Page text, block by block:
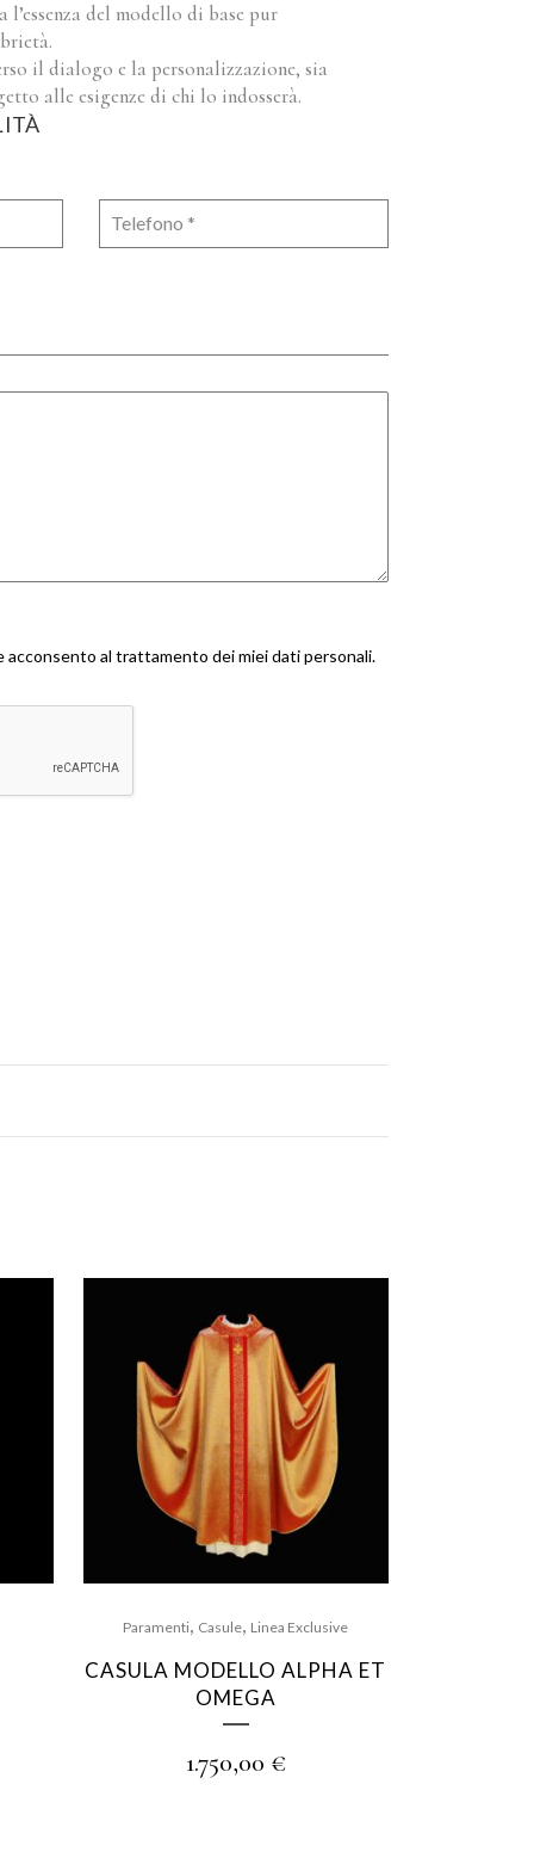
del modello di base pur
il dialogo e la personalizzazione, sia
alle esigenze di chi lo indosserà.
Telefono *
acconsento al trattamento dei miei dati personali.
Paramenti, Casule, Linea Exclusive
CASULA MODELLO ALPHA ET
OMEGA
1.750,00 €